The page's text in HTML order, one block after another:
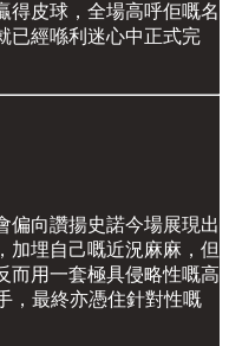
得皮球，全場高呼佢嘅名
已經喺利迷心中正式完
偏向讚揚史諾今場展現出
加埋自己嘅近況麻麻，但
而用一套極具侵略性嘅高
，最終亦憑住針對性嘅